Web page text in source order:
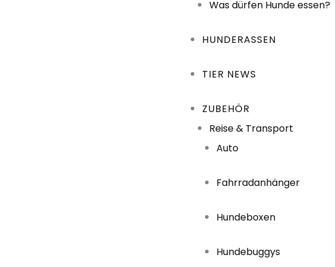
Was dürfen Hunde essen?
HUNDERASSEN
TIER NEWS
ZUBEHÖR
Reise & Transport
Auto
Fahrradanhänger
Hundeboxen
Hundebuggys